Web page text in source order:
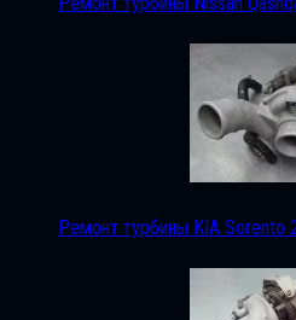
Ремонт турбины KIA Sorento